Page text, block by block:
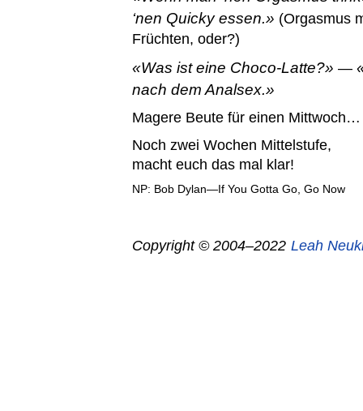
‘nen Quicky essen.
(Orgasmus
Früchten, oder?)
Was ist eine Choco-Latte? —
nach dem Analsex.
Magere Beute für einen Mittwoch…
Noch zwei Wochen Mittelstufe,
macht euch das mal klar!
NP: Bob Dylan—If You Gotta Go, Go Now
Copyright © 2004–2022 Leah